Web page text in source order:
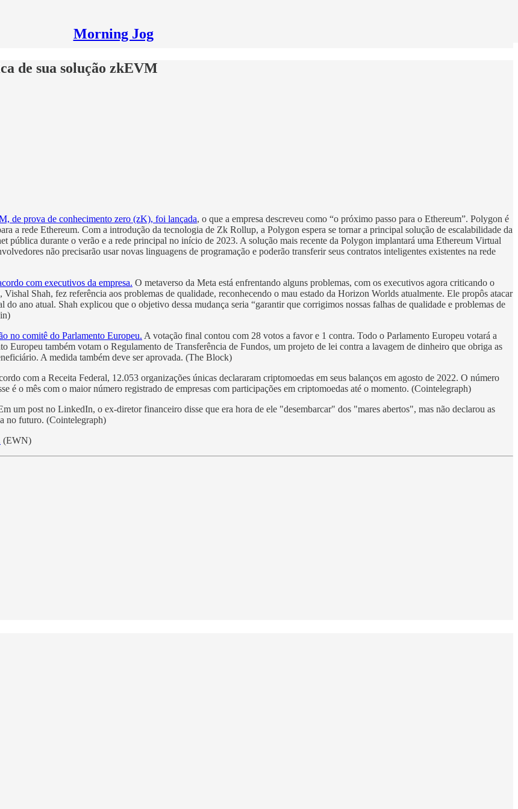
Morning Jog
de sua solução zkEVM
de prova de conhecimento zero (zK), foi lançada, o que a empresa descreveu como “o próximo passo para o Ethereum”. Polygon é
a rede Ethereum. Com a introdução da tecnologia de Zk Rollup, a Polygon espera se tornar a principal solução de escalabilidade da
pública durante o verão e a rede principal no início de 2023. A solução mais recente da Polygon implantará uma Ethereum Virtual
não precisarão usar novas linguagens de programação e poderão transferir seus contratos inteligentes existentes na rede
com executivos da empresa. O metaverso da Meta está enfrentando alguns problemas, com os executivos agora criticando o
Shah, fez referência aos problemas de qualidade, reconhecendo o mau estado da Horizon Worlds atualmente. Ele propôs atacar
ano atual. Shah explicou que o objetivo dessa mudança seria “garantir que corrigimos nossas falhas de qualidade e problemas de
no comitê do Parlamento Europeu. A votação final contou com 28 votos a favor e 1 contra. Todo o Parlamento Europeu votará a
Europeu também votam o Regulamento de Transferência de Fundos, um projeto de lei contra a lavagem de dinheiro que obriga as
A medida também deve ser aprovada. (The Block)
com a Receita Federal, 12.053 organizações únicas declararam criptomoedas em seus balanços em agosto de 2022. O número
é o mês com o maior número registrado de empresas com participações em criptomoedas até o momento. (Cointelegraph)
um post no LinkedIn, o ex-diretor financeiro disse que era hora de ele "desembarcar" dos "mares abertos", mas não declarou as
no futuro. (Cointelegraph)
(EWN)